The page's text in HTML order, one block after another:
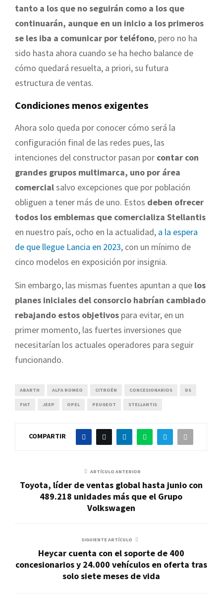
tanto a los que no seguirán como a los que
continuarán, aunque en un inicio a los primeros
se les iba a comunicar por teléfono, pero no ha
sido hasta ahora cuando se ha hecho balance de
cómo quedará resuelta, a priori, su futura
estructura de ventas.
Condiciones menos exigentes
Ahora solo queda por conocer cómo será la
configuración final de las redes pues, las
intenciones del constructor pasan por contar con
grandes grupos multimarca, uno por área
comercialsalvo excepciones que por población
obliguen a tener más de uno. Estos deben ofrecer
todos los emblemas que comercializa Stellantis
en nuestro país, ocho en la actualidad, a la espera
de que llegue Lancia en 2023, con un mínimo de
cinco modelos en exposición por insignia.
Sin embargo, las mismas fuentes apuntan a que los
planes iniciales del consorcio habrían cambiado
rebajando estos objetivos para evitar, en un
primer momento, las fuertes inversiones que
necesitarían los actuales operadores para seguir
funcionando.
ABARTH ALFA ROMEO CITROËN CONCESIONARIOS DS
FIAT JEEP OPEL PEUGEOT STELLANTIS
COMPARTIR
ARTÍCULO ANTERIOR
Toyota, líder de ventas global hasta junio con
489.218 unidades más que el Grupo
Volkswagen
SIGUIENTE ARTÍCULO
Heycar cuenta con el soporte de 400
concesionarios y 24.000 vehículos en oferta tras
solo siete meses de vida